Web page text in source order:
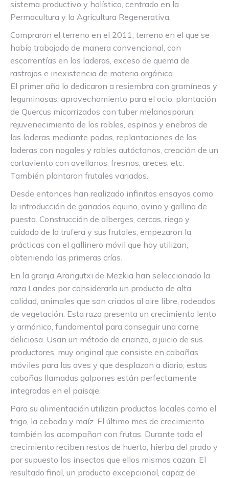
sistema productivo y holístico, centrado en la
Permacultura y la Agricultura Regenerativa.
Compraron el terreno en el 2011, terreno en el que se
había trabajado de manera convencional, con
escorrentías en las laderas, exceso de quema de
rastrojos e inexistencia de materia orgánica.
El primer año lo dedicaron a resiembra con gramíneas y
leguminosas, aprovechamiento para el ocio, plantación
de Quercus micorrizados con tuber melanosporun,
rejuvenecimiento de los robles, espinos y enebros de
las laderas mediante podas, replantaciones de las
laderas con nogales y robles autóctonos, creación de un
cortaviento con avellanos, fresnos, areces, etc.
También plantaron frutales variados.
Desde entonces han realizado infinitos ensayos como
la introducción de ganados equino, ovino y gallina de
puesta. Construcción de alberges, cercas, riego y
cuidado de la trufera y sus frutales; empezaron la
prácticas con el gallinero móvil que hoy utilizan,
obteniendo las primeras crías.
En la granja Arangutxi de Mezkia han seleccionado la
raza Landes por considerarla un producto de alta
calidad, animales que son criados al aire libre, rodeados
de vegetación. Esta raza presenta un crecimiento lento
y armónico, fundamental para conseguir una carne
deliciosa. Usan un método de crianza, a juicio de sus
productores, muy original que consiste en cabañas
móviles para las aves y que desplazan a diario; estas
cabañas llamadas galpones están perfectamente
integradas en el paisaje.
Para su alimentación utilizan productos locales como el
trigo, la cebada y maíz. El último mes de crecimiento
también los acompañan con frutas. Durante todo el
crecimiento reciben restos de huerta, hierba del prado y
por supuesto los insectos que ellos mismos cazan. El
resultado final, un producto excepcional, capaz de